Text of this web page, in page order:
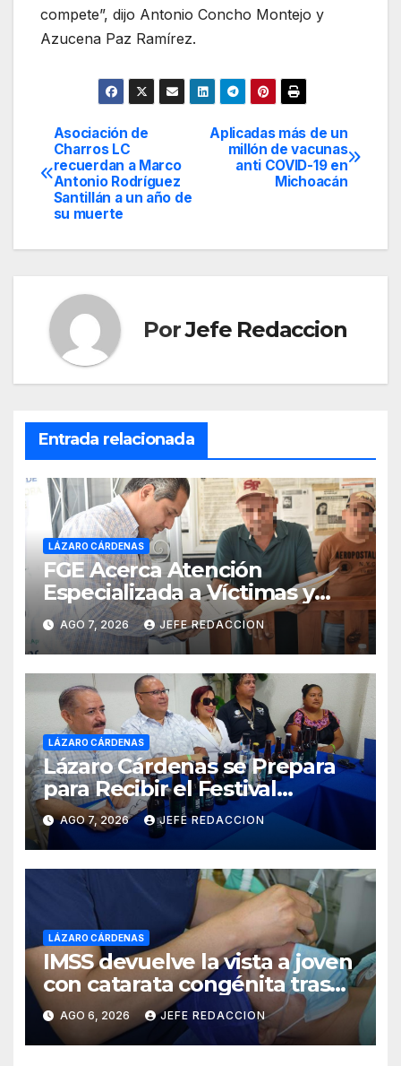
compete”, dijo Antonio Concho Montejo y
Azucena Paz Ramírez.
Navegación
de
entradas
Aplicadas más de un
millón de vacunas
anti COVID-19 en
Michoacán
Asociación de
Charros LC
recuerdan a Marco
Antonio Rodríguez
Santillán a un año de
su muerte
PorJefe Redaccion
Entrada relacionada
LÁZARO CÁRDENAS
FGE Acerca Atención
Especializada a Víctimas y
Ciudadanía de Coalcomán
AGO 7, 2026 JEFE REDACCION
LÁZARO CÁRDENAS
Lázaro Cárdenas se Prepara
para Recibir el Festival
Internacional de la Cerveza
Costa de Michoacán 2026
AGO 7, 2026 JEFE REDACCION
LÁZARO CÁRDENAS
IMSS devuelve la vista a joven
con catarata congénita tras
23 años de limitación visual
AGO 6, 2026 JEFE REDACCION